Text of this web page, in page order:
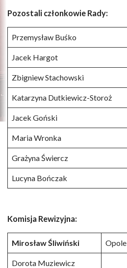
Pozostali członkowie Rady:
Przemysław Buśko
Jacek Hargot
Zbigniew Stachowski
Katarzyna Dutkiewicz-Storoż
Jacek Goński
Maria Wronka
Grażyna Świercz
Lucyna Bończak
Komisja Rewizyjna:
Mirosław Śliwiński Opole
Dorota Muziewicz